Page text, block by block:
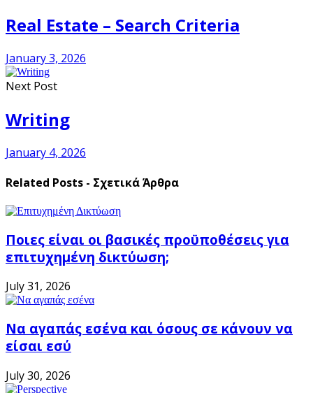
Real Estate – Search Criteria
January 3, 2026
Next Post
Writing
January 4, 2026
Related Posts - Σχετικά Άρθρα
Ποιες είναι οι βασικές προϋποθέσεις για
επιτυχημένη δικτύωση;
July 31, 2026
Να αγαπάς εσένα και όσους σε κάνουν να
είσαι εσύ
July 30, 2026